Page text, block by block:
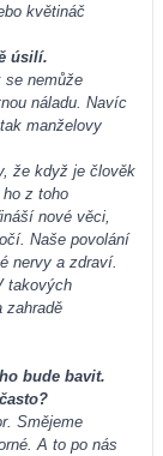
květináč
úsilí.
se nemůže
náladu. Navíc
manželovy
že když je člověk
ho z toho
nové věci,
Naše povolání
nervy a zdraví.
takových
zahradě
bude bavit.
Smějeme
A to po nás